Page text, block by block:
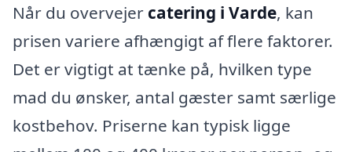
Når du overvejer catering i Varde, kan
prisen variere afhængigt af flere faktorer.
Det er vigtigt at tænke på, hvilken type
mad du ønsker, antal gæster samt særlige
kostbehov. Priserne kan typisk ligge